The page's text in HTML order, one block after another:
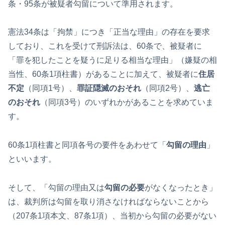
条・95条が被疑者勾留について準用されます。
憲法34条は「拘禁」につき「正当な理由」の存在を要求
しており、これを受けて刑訴法は、60条で、被疑者に
「罪を犯したことを疑うに足りる相当な理由」（嫌疑の相
当性、60条1項柱書）があることに加えて、被疑者に住居
不定 （同項1号）、 罪証隠滅のおそれ （同項2号）、 逃亡
のおそれ （同項3号）のいずれかがあることを求めていま
す。
60条1項柱書と同項各号の要件をあわせて「 勾留の理由 」
といいます。
そして、「勾留の理由又は勾留の必要がなくなったとき」
は、裁判所は勾留を取り消さなければならないことから
（207条1項本文、87条1項）、当初から勾留の必要がない